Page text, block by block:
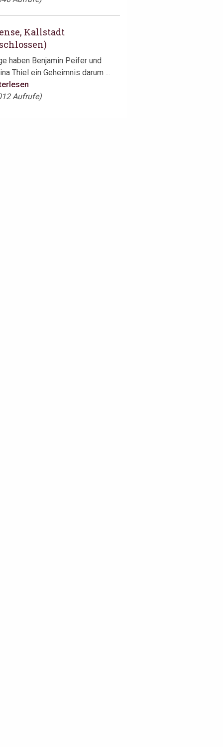
Kallstadt
haben Benjamin Peifer und
Thiel ein Geheimnis darum ...
Aufrufe)